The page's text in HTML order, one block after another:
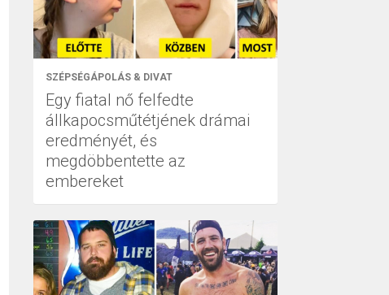
SZÉPSÉGÁPOLÁS & DIVAT
Egy fiatal nő felfedte
állkapocsműtétjének drámai
eredményét, és
megdöbbentette az
embereket